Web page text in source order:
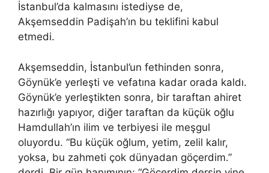
İstanbul’da kalmasını istediyse de,
Akşemseddin Padişah’ın bu teklifini kabul
etmedi.
Akşemseddin, İstanbul’un fethinden sonra,
Göynük’e yerleşti ve vefatına kadar orada kaldı.
Göynük’e yerleştikten sonra, bir taraftan ahiret
hazırlığı yapıyor, diğer taraftan da küçük oğlu
Hamdullah’ın ilim ve terbiyesi ile meşgul
oluyordu. “Bu küçük oğlum, yetim, zelil kalır,
yoksa, bu zahmeti çok dünyadan göçerdim.”